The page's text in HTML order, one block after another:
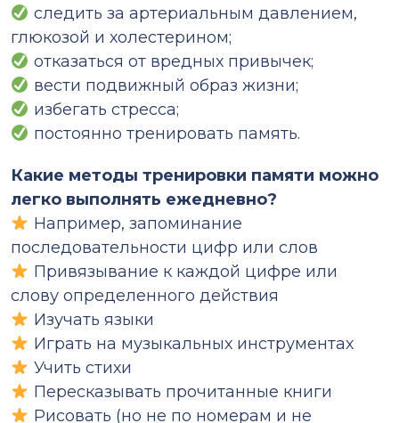
следить за артериальным давлением,
глюкозой и холестерином;
отказаться от вредных привычек;
вести подвижный образ жизни;
избегать стресса;
постоянно тренировать память.
Какие методы тренировки памяти можно
легко выполнять ежедневно?
Например, запоминание
последовательности цифр или слов
Привязывание к каждой цифре или
слову определенного действия
Изучать языки
Играть на музыкальных инструментах
Учить стихи
Пересказывать прочитанные книги
Рисовать (но не по номерам и не